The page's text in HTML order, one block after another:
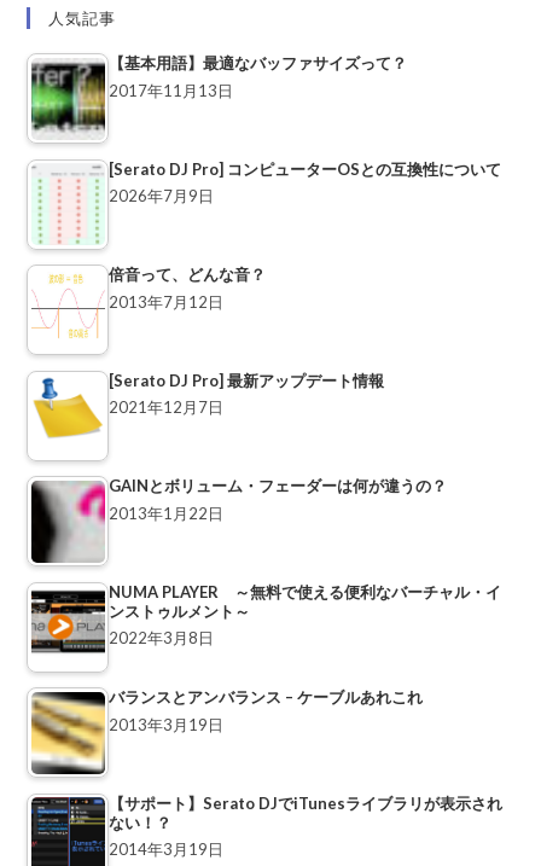
人気記事
【基本用語】最適なバッファサイズって？
2017年11月13日
[Serato DJ Pro] コンピューターOSとの互換性について
2026年7月9日
倍音って、どんな音？
2013年7月12日
[Serato DJ Pro] 最新アップデート情報
2021年12月7日
GAINとボリューム・フェーダーは何が違うの？
2013年1月22日
NUMA PLAYER ～無料で使える便利なバーチャル・イ
ンストゥルメント～
2022年3月8日
バランスとアンバランス – ケーブルあれこれ
2013年3月19日
【サポート】Serato DJでiTunesライブラリが表示され
ない！？
2014年3月19日